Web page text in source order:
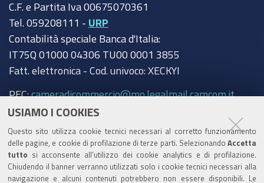
USIAMO I COOKIES
Questo sito utilizza cookie tecnici necessari al corretto funzionamento
delle pagine, e cookie di profilazione di terze parti. Selezionando Accetta
tutto si acconsente all’utilizzo dei cookie analytics e di profilazione.
Chiudendo il banner verranno utilizzati solo i cookie tecnici necessari alla
navigazione e alcuni contenuti potrebbero non essere disponibili. Le
C.F. e Partita Iva 00675070361
Tel. 059208111 - URP
Contabilità speciale Banca d'Italia:
IT75Q 01000 04306 TU00 0001 3855
Fatt. elettronica - Cod. univoco: XECKYI
PEC:cameradicommercio@mo.legalmail.camcom.it
Trasparenza
Amministrazione trasparente
Albo Camerale